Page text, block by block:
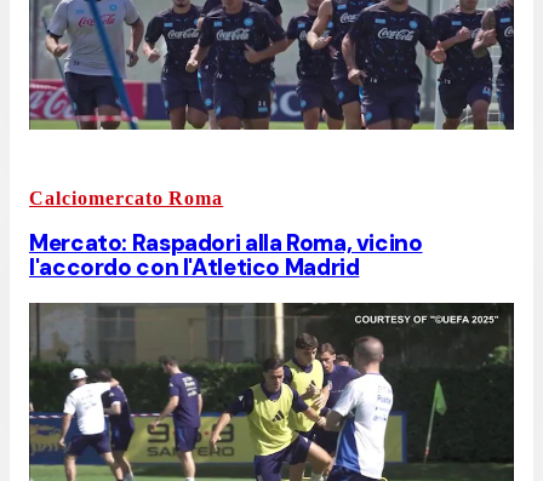
Calciomercato Roma
Mercato: Raspadori alla Roma, vicino
l'accordo con l'Atletico Madrid